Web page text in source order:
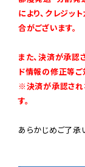
により、クレジッ
合がございます。
また、決済が承認
ド情報の修正等ご
※決済が承認され
す。
あらかじめご了承